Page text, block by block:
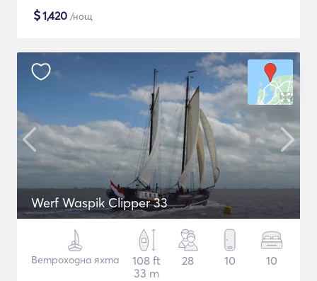
$1,420 /нощ
Werf Waspik Clipper 33
Ветроходна яхта
108 ft
33 m
28 10 10